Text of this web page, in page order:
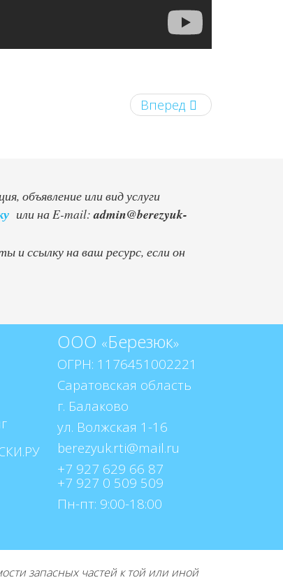
Вперед
объявление или вид услуги
или на E-mail:
и ссылку на ваш ресурс, если он
ООО «Березюк»
ОГРН: 1176451002221
Саратовская область
г. Балаково
ул. Волжская 1-16
+7 927 629 66 87
+7 927 0 509 509
Пн-пт: 9:00-18:00
запасных частей к той или иной